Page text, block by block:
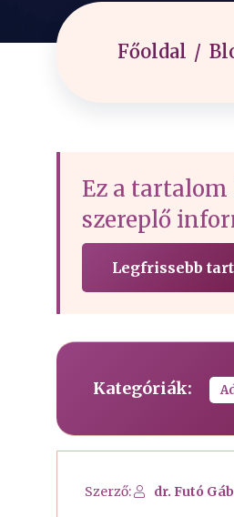
Főoldal
Ez a tartalom
szereplő
Legfrissebb
Kategóriák:
Szerző: dr. Futó